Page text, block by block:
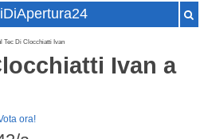
Tec Di Clocchiatti Ivan
Ivan a
ora!